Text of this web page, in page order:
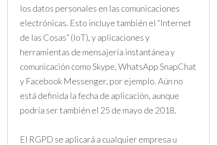
los datos personales en las comunicaciones
electrónicas. Esto incluye también el “Internet
de las Cosas” (IoT), y aplicaciones y
herramientas de mensajería instantánea y
comunicación como Skype, WhatsApp SnapChat
y Facebook Messenger, por ejemplo. Aún no
está definida la fecha de aplicación, aunque
podría ser también el 25 de mayo de 2018.
El RGPD se aplicará a cualquier empresa u